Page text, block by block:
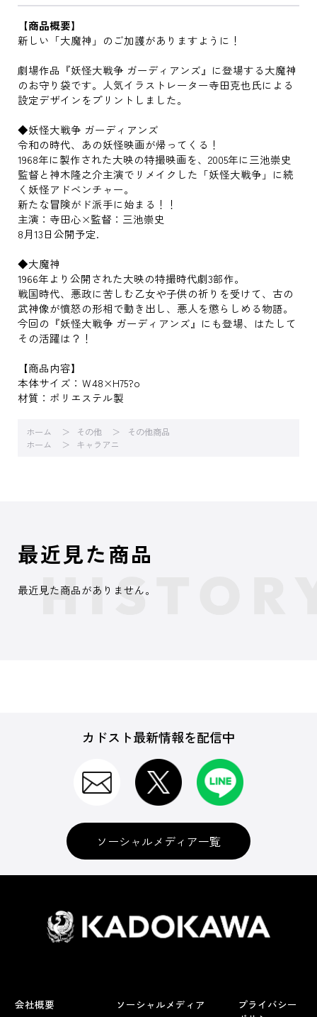
【商品概要】
新しい「大魔神」のご加護がありますように！
劇場作品『妖怪大戦争 ガーディアンズ』に登場する大魔神
のお守り袋です。人気イラストレーター寺田克也氏による
設定デザインをプリントしました。
◆妖怪大戦争 ガーディアンズ
令和の時代、あの妖怪映画が帰ってくる！
1968年に製作された大映の特撮映画を、2005年に三池崇史
監督と神木隆之介主演でリメイクした「妖怪大戦争」に続
く妖怪アドベンチャー。
新たな冒険がド派手に始まる！！
主演：寺田心×監督：三池崇史
8月13日公開予定.
◆大魔神
1966年より公開された大映の特撮時代劇3部作。
戦国時代、悪政に苦しむ乙女や子供の祈りを受けて、古の
武神像が憤怒の形相で動き出し、悪人を懲らしめる物語。
今回の『妖怪大戦争 ガーディアンズ』にも登場、はたして
その活躍は？！
【商品内容】
本体サイズ：Ｗ48×H75?o
材質：ポリエステル製
ホーム その他
その他商品
ホーム
キャラアニ
最近見た商品
最近見た商品がありません。
カドスト最新情報を配信中
ソーシャルメディア一覧
会社概要 ソーシャルメディア
プライバシー